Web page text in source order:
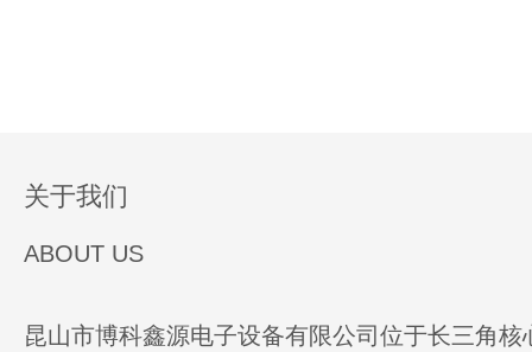
关于我们
ABOUT US
昆山市博科鑫源电子设备有限公司位于长三角核